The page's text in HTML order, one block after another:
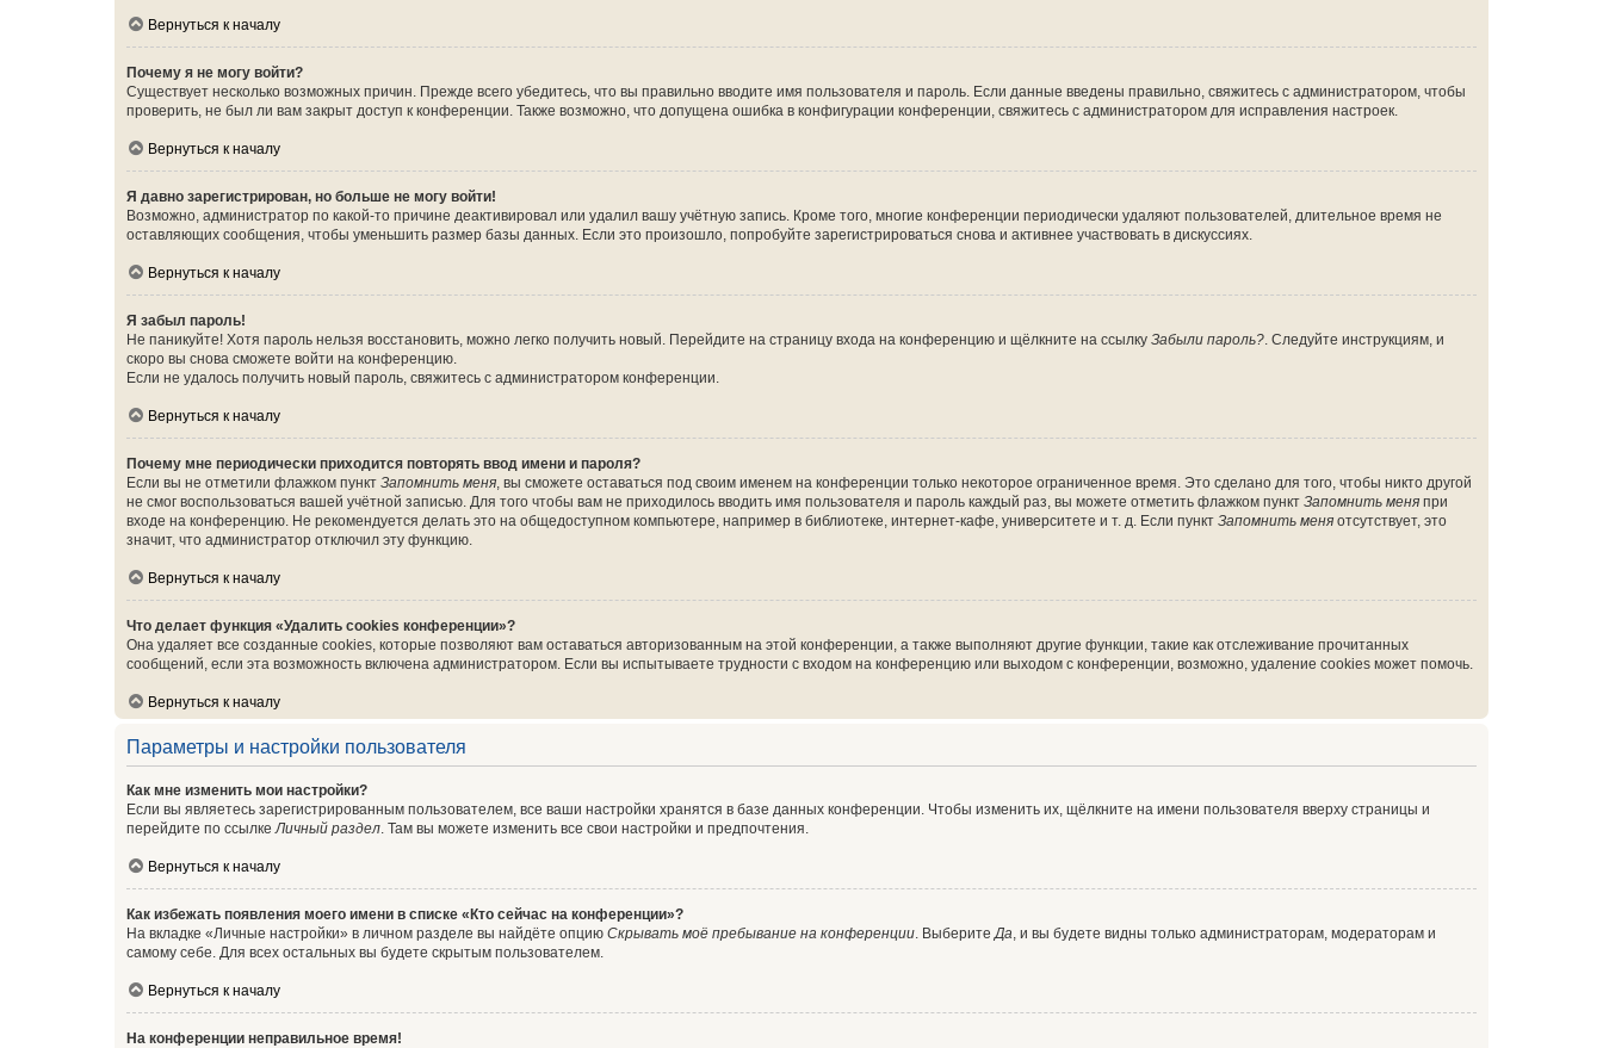
Вернуться к началу
Почему я не могу войти?
Существует несколько возможных причин. Прежде всего убедитесь, что вы правильно вводите имя пользователя и пароль. Если данные введены правильно, свяжитесь с администратором, чтобы
проверить, не был ли вам закрыт доступ к конференции. Также возможно, что допущена ошибка в конфигурации конференции, свяжитесь с администратором для исправления настроек.
Вернуться к началу
Я давно зарегистрирован, но больше не могу войти!
Возможно, администратор по какой-то причине деактивировал или удалил вашу учётную запись. Кроме того, многие конференции периодически удаляют пользователей, длительное время не
оставляющих сообщения, чтобы уменьшить размер базы данных. Если это произошло, попробуйте зарегистрироваться снова и активнее участвовать в дискуссиях.
Вернуться к началу
Я забыл пароль!
Не паникуйте! Хотя пароль нельзя восстановить, можно легко получить новый. Перейдите на страницу входа на конференцию и щёлкните на ссылку Забыли пароль?. Следуйте инструкциям, и
скоро вы снова сможете войти на конференцию.
Если не удалось получить новый пароль, свяжитесь с администратором конференции.
Вернуться к началу
Почему мне периодически приходится повторять ввод имени и пароля?
Если вы не отметили флажком пункт Запомнить меня, вы сможете оставаться под своим именем на конференции только некоторое ограниченное время. Это сделано для того, чтобы никто другой
не смог воспользоваться вашей учётной записью. Для того чтобы вам не приходилось вводить имя пользователя и пароль каждый раз, вы можете отметить флажком пункт Запомнить меня при
входе на конференцию. Не рекомендуется делать это на общедоступном компьютере, например в библиотеке, интернет-кафе, университете и т. д. Если пункт Запомнить меня отсутствует, это
значит, что администратор отключил эту функцию.
Вернуться к началу
Что делает функция «Удалить cookies конференции»?
Она удаляет все созданные cookies, которые позволяют вам оставаться авторизованным на этой конференции, а также выполняют другие функции, такие как отслеживание прочитанных
сообщений, если эта возможность включена администратором. Если вы испытываете трудности с входом на конференцию или выходом с конференции, возможно, удаление cookies может помочь.
Вернуться к началу
Параметры и настройки пользователя
Как мне изменить мои настройки?
Если вы являетесь зарегистрированным пользователем, все ваши настройки хранятся в базе данных конференции. Чтобы изменить их, щёлкните на имени пользователя вверху страницы и
перейдите по ссылкеЛичный раздел. Там вы можете изменить все свои настройки и предпочтения.
Вернуться к началу
Как избежать появления моего имени в списке «Кто сейчас на конференции»?
На вкладке «Личные настройки» в личном разделе вы найдёте опцию Скрывать моё пребывание на конференции. ВыберитеДа, и вы будете видны только администраторам, модераторам и
самому себе. Для всех остальных вы будете скрытым пользователем.
Вернуться к началу
На конференции неправильное время!